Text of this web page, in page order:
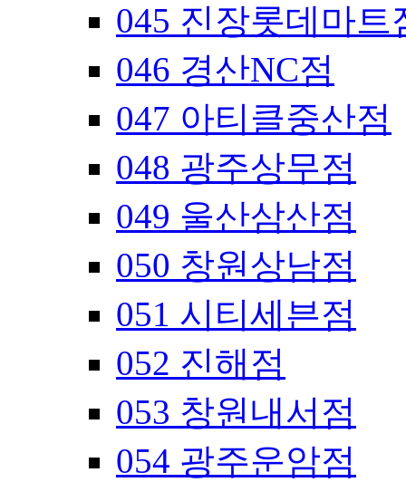
045 진장롯데마트
046 경산NC점
047 아티클중산점
048 광주상무점
049 울산삼산점
050 창원상남점
051 시티세븐점
052 진해점
053 창원내서점
054 광주운암점